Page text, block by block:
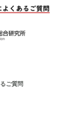
ご質問